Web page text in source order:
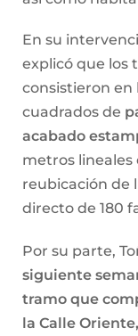
En su
explicó que los
consistieron en
cuadrados de
acabado
metros lineales
reubicación de
directo de 180
Por su parte,
siguiente
tramo que
la Calle Oriente,